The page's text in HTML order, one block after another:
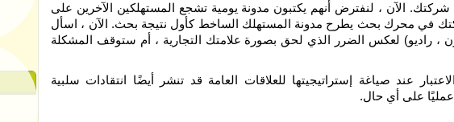
الآن ، لنفترض أنهم يكتبون مدونة يومية تشجع المستهلكين الآخرين على
في محرك بحث يطرح مدونة المستهلك الساخط كأول نتيجة بحث. الآن ، اسأل
، راديو) لعكس الضرر الذي لحق بصورة علامتك التجارية ، أم ستوقف المشكلة
عند صياغة إستراتيجيتها للعلاقات العامة قد تنشر أيضًا انتقادات سلبية
على أي حال.